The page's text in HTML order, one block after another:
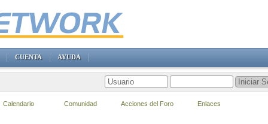
CUENTA AYUDA
Calendario Comunidad Acciones del Foro Enlaces